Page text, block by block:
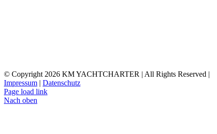
© Copyright 2026 KM YACHTCHARTER | All Rights Reserved |
Impressum | Datenschutz
Page load link
Nach oben